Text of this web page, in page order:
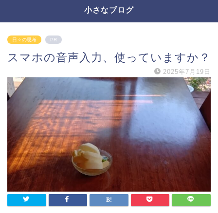
小さなブログ
日々の思考 PR
スマホの音声入力、使っていますか？
2025年7月19日